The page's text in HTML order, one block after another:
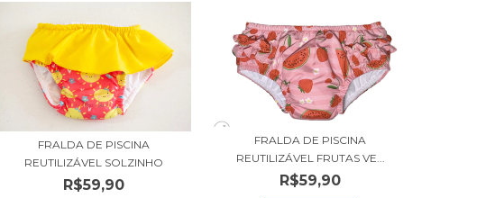
FRALDA DE PISCINA
REUTILIZÁVEL SOLZINHO
R$59,90
FRALDA DE PISCINA
REUTILIZÁVEL FRUTAS VE...
R$59,90